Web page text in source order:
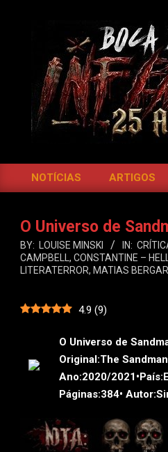
BOCA
DO
Primary
Menu
NOTÍCIAS ARTIGOS
O Universo de
BY: LOUISE MINSKI IN:
CAMPBELL , CONSTANTINE –
LITERATERROR, MATIAS
4.9 (9)
O Universo de
Original:The
Ano:2020/2021•País:
Páginas:384• Autor: